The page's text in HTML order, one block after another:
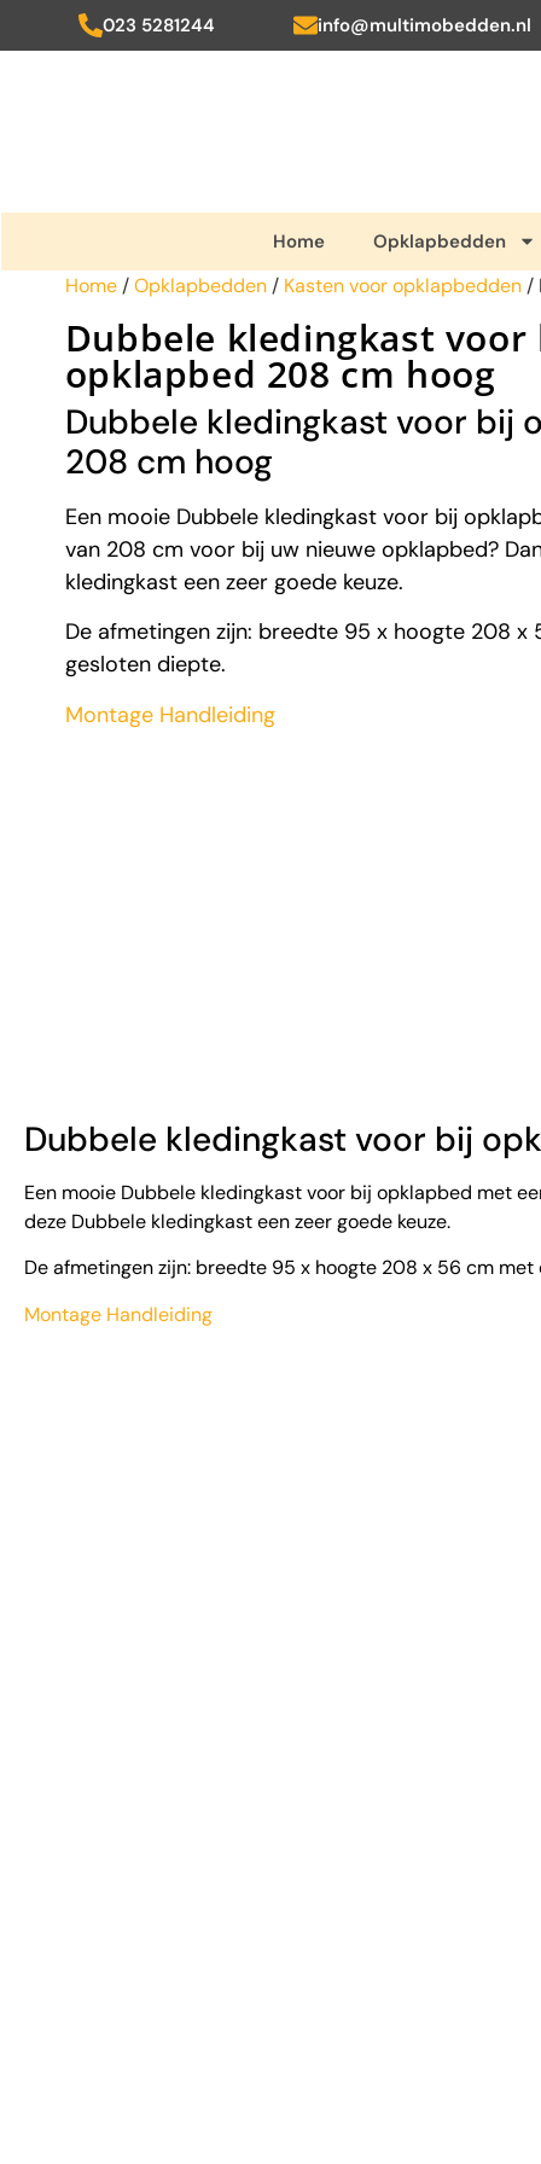
023 5281244 info@multimobedden.nl
Home Opklapbedden
Home/Opklapbedden/ Kasten voor opklapbedden/
Dubbele kledingkast voor
opklapbed 208 cm hoog
Dubbele kledingkast voor bij
208 cm hoog
Een mooie Dubbele kledingkast voor bij
van 208 cm voor bij uw nieuwe opklapbed?
kledingkast een zeer goede keuze.
De afmetingen zijn: breedte 95 x hoogte 208 x
gesloten diepte.
Montage Handleiding
Dubbele kledingkast voor bij
Een mooie Dubbele kledingkast voor bij opklapbed met
deze Dubbele kledingkast een zeer goede keuze.
De afmetingen zijn: breedte 95 x hoogte 208 x 56 cm
Montage Handleiding